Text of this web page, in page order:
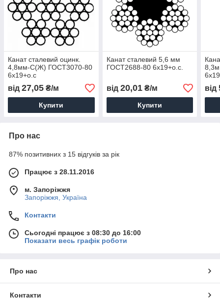
Канат сталевий оцинк.
4,8мм-С(Ж) ГОСТ3070-80
6x19+о.с
від 27,05 ₴/м
Купити
Канат сталевий 5,6 мм
ГОСТ2688-80 6x19+о.с.
від 20,01₴/м
Купити
від
Про нас
87% позитивних з 15 відгуків за рік
Працює з 28.11.2016
м. Запоріжжя
Запоріжжя, Україна
Контакти
Сьогодні працює з 08:30 до 16:00
Показати весь графік роботи
Про нас
Контакти